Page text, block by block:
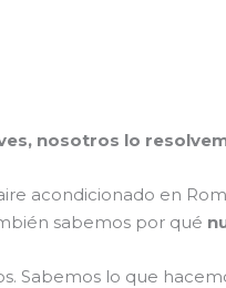
nosotros lo
acondicionado en
sabemos por qué
Sabemos lo que